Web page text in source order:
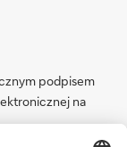
podpisem
na